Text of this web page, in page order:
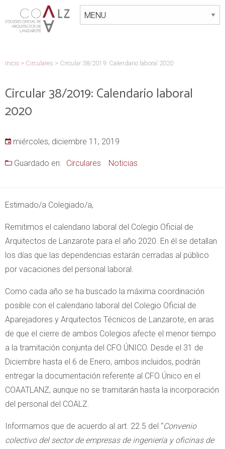
Inicio > Circulares > Circular 38/2019: Calendario laboral 2020
Circular 38/2019: Calendario laboral
2020
miércoles, diciembre 11, 2019
Guardado en: Circulares Noticias
Estimado/a Colegiado/a,
Remitimos el calendario laboral del Colegio Oficial de
Arquitectos de Lanzarote para el año 2020. En él se detallan
los días que las dependencias estarán cerradas al público
por vacaciones del personal laboral.
Como cada año se ha buscado la máxima coordinación
posible con el calendario laboral del Colegio Oficial de
Aparejadores y Arquitectos Técnicos de Lanzarote, en aras
de que el cierre de ambos Colegios afecte el menor tiempo
a la tramitación conjunta del CFO ÚNICO. Desde el 31 de
Diciembre hasta el 6 de Enero, ambos incluidos, podrán
entregar la documentación referente al CFO Único en el
COAATLANZ, aunque no se tramitarán hasta la incorporación
del personal del COALZ.
Informamos que de acuerdo al art. 22.5 del “Convenio
colectivo del sector de empresas de ingeniería y oficinas de